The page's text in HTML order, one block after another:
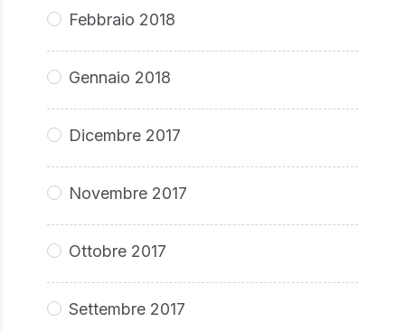
Febbraio 2018
Gennaio 2018
Dicembre 2017
Novembre 2017
Ottobre 2017
Settembre 2017